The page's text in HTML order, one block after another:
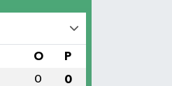
O P
0 0